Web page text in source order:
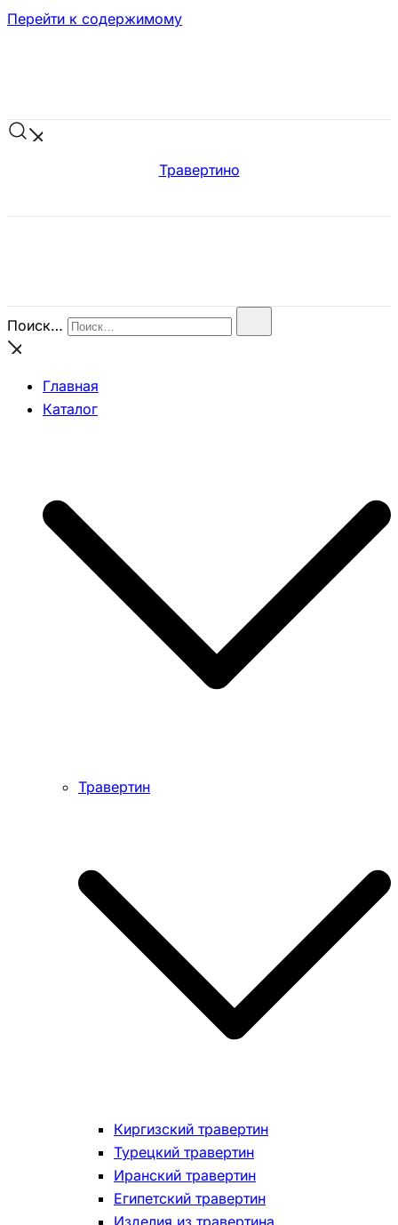
Перейти к содержимому
Травертино
Поиск…
Главная
Каталог
Травертин
Киргизский травертин
Турецкий травертин
Иранский травертин
Египетский травертин
Изделия из травертина